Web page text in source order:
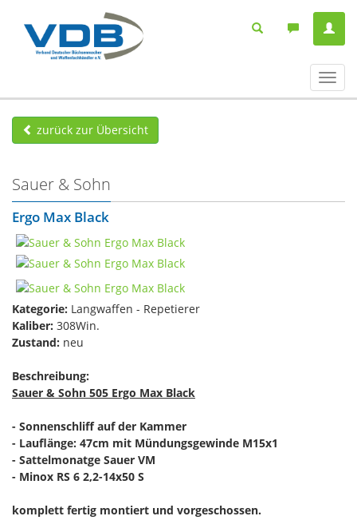
ein-/
zurück zur Übersicht
Sauer & Sohn
Ergo Max Black
Kategorie: Langwaffen - Repetierer
Kaliber: 308Win.
Zustand: neu
Beschreibung:
Sauer & Sohn 505 Ergo Max Black
- Sonnenschliff auf der Kammer
- Lauflänge: 47cm mit Mündungsgewinde M15x1
- Sattelmonatge Sauer VM
- Minox RS 6 2,2-14x50 S
komplett fertig montiert und vorgeschossen.